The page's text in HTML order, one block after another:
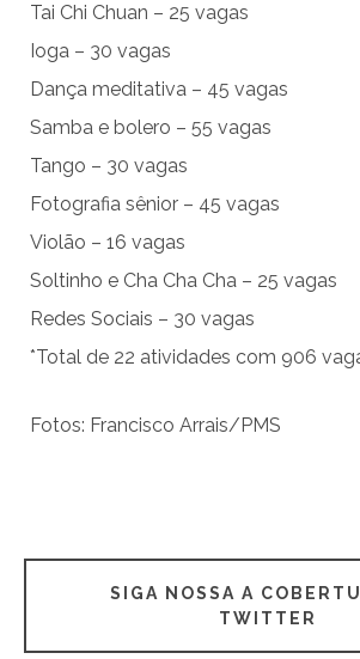
Tai Chi Chuan – 25 vagas
Ioga – 30 vagas
Dança meditativa – 45 vagas
Samba e bolero – 55 vagas
Tango – 30 vagas
Fotografia sênior – 45 vagas
Violão – 16 vagas
Soltinho e Cha Cha Cha – 25 vagas
Redes Sociais – 30 vagas
*Total de 22 atividades com 906
Fotos: Francisco Arrais/PMS
SIGA NOSSA A
TWITTER